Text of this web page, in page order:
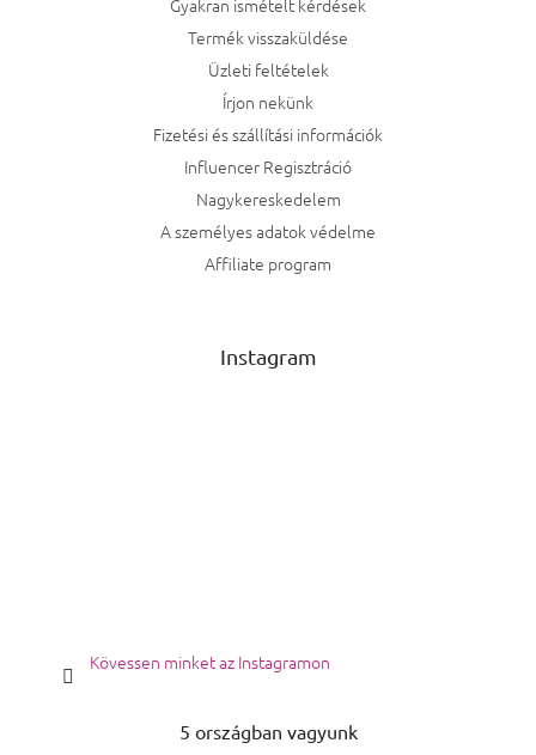
Termék visszaküldése
Üzleti feltételek
Írjon nekünk
Fizetési és szállítási információk
Influencer Regisztráció
Nagykereskedelem
A személyes adatok védelme
Affiliate program
Instagram
Kövessen minket az Instagramon
5 országban vagyunk